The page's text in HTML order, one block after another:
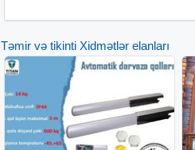
Təmir və tikinti Xidmətlər elanları